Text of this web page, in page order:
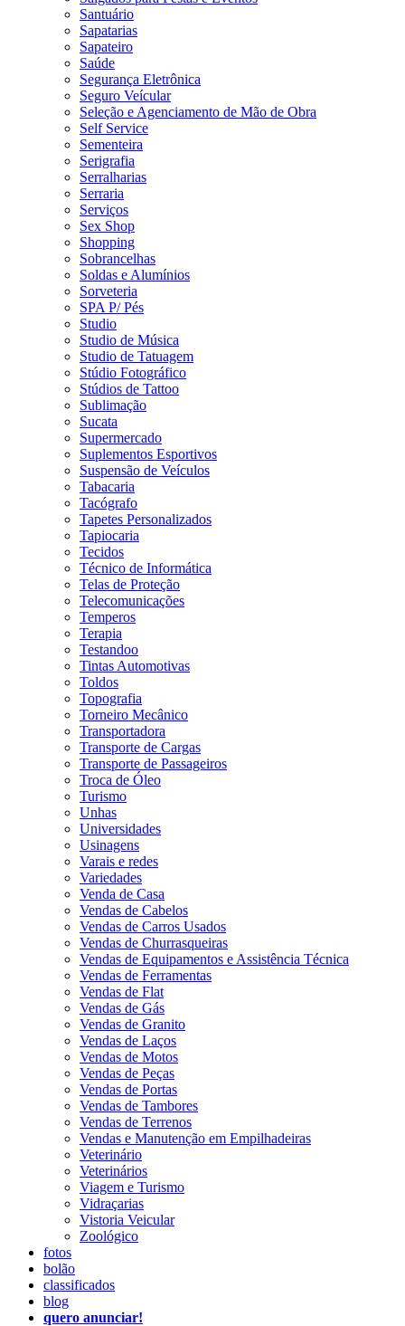
Santuário
Sapatarias
Sapateiro
Saúde
Segurança Eletrônica
Seguro Veícular
Seleção e Agenciamento de Mão de Obra
Self Service
Sementeira
Serigrafia
Serralharias
Serraria
Serviços
Sex Shop
Shopping
Sobrancelhas
Soldas e Alumínios
Sorveteria
SPA P/ Pés
Studio
Studio de Música
Studio de Tatuagem
Stúdio Fotográfico
Stúdios de Tattoo
Sublimação
Sucata
Supermercado
Suplementos Esportivos
Suspensão de Veículos
Tabacaria
Tacógrafo
Tapetes Personalizados
Tapiocaria
Tecidos
Técnico de Informática
Telas de Proteção
Telecomunicações
Temperos
Terapia
Testandoo
Tintas Automotivas
Toldos
Topografia
Torneiro Mecânico
Transportadora
Transporte de Cargas
Transporte de Passageiros
Troca de Óleo
Turismo
Unhas
Universidades
Usinagens
Varais e redes
Variedades
Venda de Casa
Vendas de Cabelos
Vendas de Carros Usados
Vendas de Churrasqueiras
Vendas de Equipamentos e Assistência Técnica
Vendas de Ferramentas
Vendas de Flat
Vendas de Gás
Vendas de Granito
Vendas de Laços
Vendas de Motos
Vendas de Peças
Vendas de Portas
Vendas de Tambores
Vendas de Terrenos
Vendas e Manutenção em Empilhadeiras
Veterinário
Veterinários
Viagem e Turismo
Vidraçarias
Vistoria Veicular
Zoológico
fotos
bolão
classificados
blog
quero anunciar!